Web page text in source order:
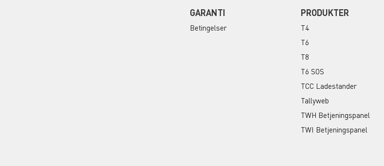
GARANTI
Betingelser
PRODUKTER
T4
T6
T8
T6 SOS
TCC Ladestander
Tallyweb
TWH Betjeningspanel
TWI Betjeningspanel